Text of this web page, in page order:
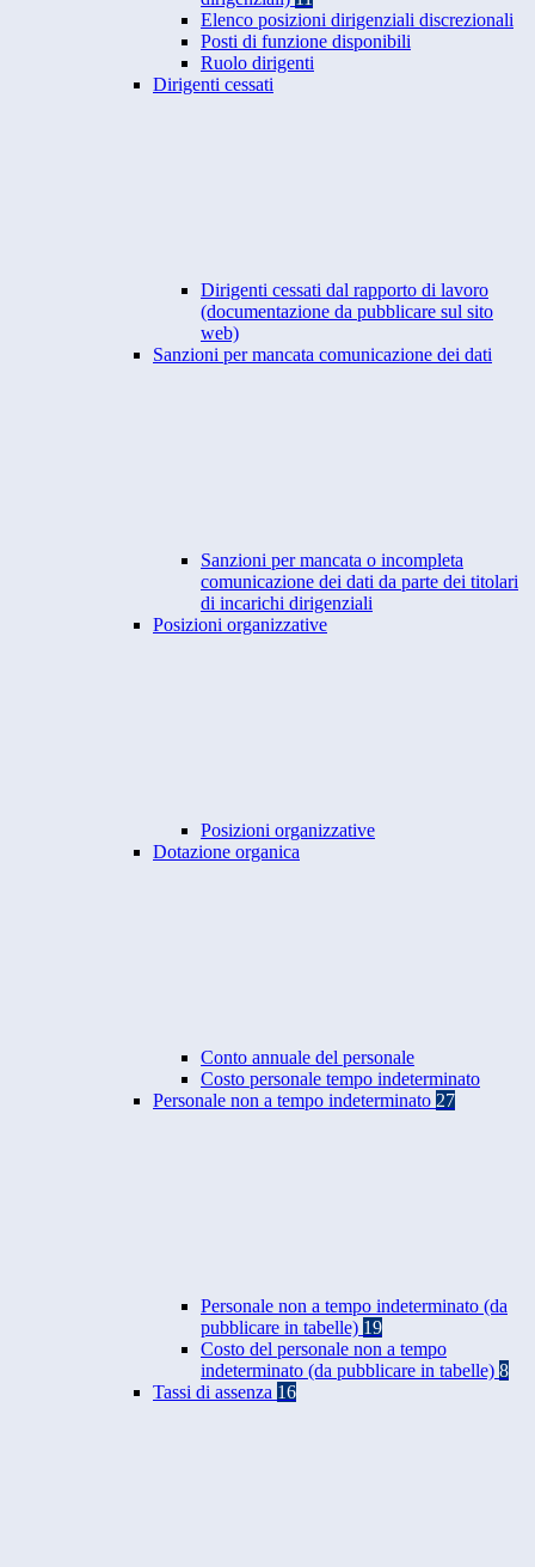
Elenco posizioni dirigenziali discrezionali
Posti di funzione disponibili
Ruolo dirigenti
Dirigenti cessati
Dirigenti cessati dal rapporto di lavoro
(documentazione da pubblicare sul sito
web)
Sanzioni per mancata comunicazione dei dati
Sanzioni per mancata o incompleta
comunicazione dei dati da parte dei titolari
di incarichi dirigenziali
Posizioni organizzative
Posizioni organizzative
Dotazione organica
Conto annuale del personale
Costo personale tempo indeterminato
Personale non a tempo indeterminato 27
Personale non a tempo indeterminato (da
pubblicare in tabelle) 19
Costo del personale non a tempo
indeterminato (da pubblicare in tabelle) 8
Tassi di assenza 16